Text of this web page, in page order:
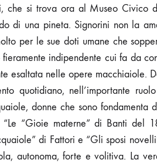
che si trova ora al Museo Civico
di una pineta. Signorini non la
per le sue doti umane che
indipendente cui fa da
esaltata nelle opere macchiaiole.
quotidiano, nell’importante
donne che sono fondamenta
“Le “Gioie materne” di Banti del
di Fattori e “Gli sposi
autonoma, forte e volitiva. La